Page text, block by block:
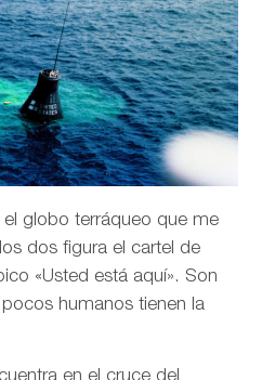
globo terráqueo que me
dos figura el cartel de
«Usted está aquí». Son
humanos tienen la